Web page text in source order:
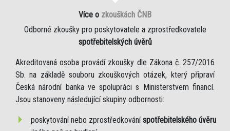
Více o zkouškách ČNB
Odborné zkoušky pro poskytovatele a zprostředkovatele
spotřebitelských úvěrů
Akreditovaná osoba provádí zkoušky dle Zákona č. 257/2016
Sb. na základě souboru zkouškových otázek, který připraví
Česká národní banka ve spolupráci s Ministerstvem financí.
Jsou stanoveny následující skupiny odbornosti:
poskytování nebo zprostředkováníspotřebitelského úvěru